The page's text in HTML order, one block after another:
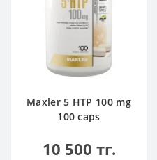
Maxler 5 HTP 100 mg
100 caps
10 500 тг.